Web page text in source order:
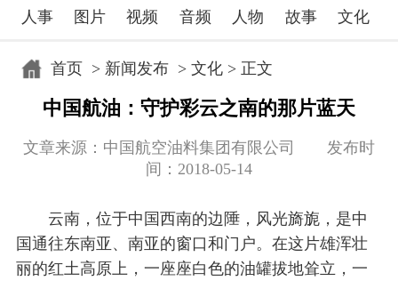
人事
图片 视频 音频 人物 故事 文化
首页 > 新闻发布> 文化> 正文
中国航油：守护彩云之南的那片蓝天
文章来源：中国航空油料集团有限公司 发布时
间：2018-05-14
云南，位于中国西南的边陲，风光旖旎，是中
国通往东南亚、南亚的窗口和门户。在这片雄浑壮
丽的红土高原上，一座座白色的油罐拔地耸立，一